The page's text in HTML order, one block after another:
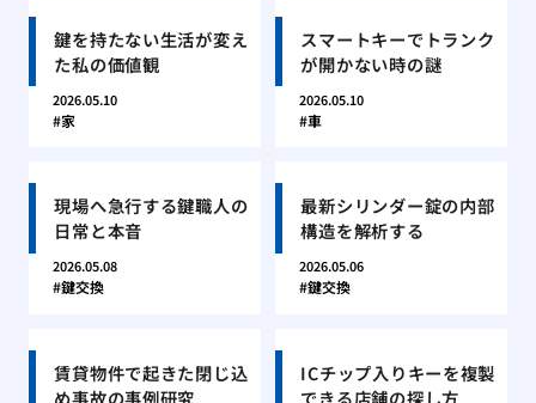
鍵を持たない生活が変え
た私の価値観
2026.05.10
家
スマートキーでトランク
が開かない時の謎
2026.05.10
車
現場へ急行する鍵職人の
日常と本音
2026.05.08
鍵交換
最新シリンダー錠の内部
構造を解析する
2026.05.06
鍵交換
賃貸物件で起きた閉じ込
め事故の事例研究
ICチップ入りキーを複製
できる店舗の探し方